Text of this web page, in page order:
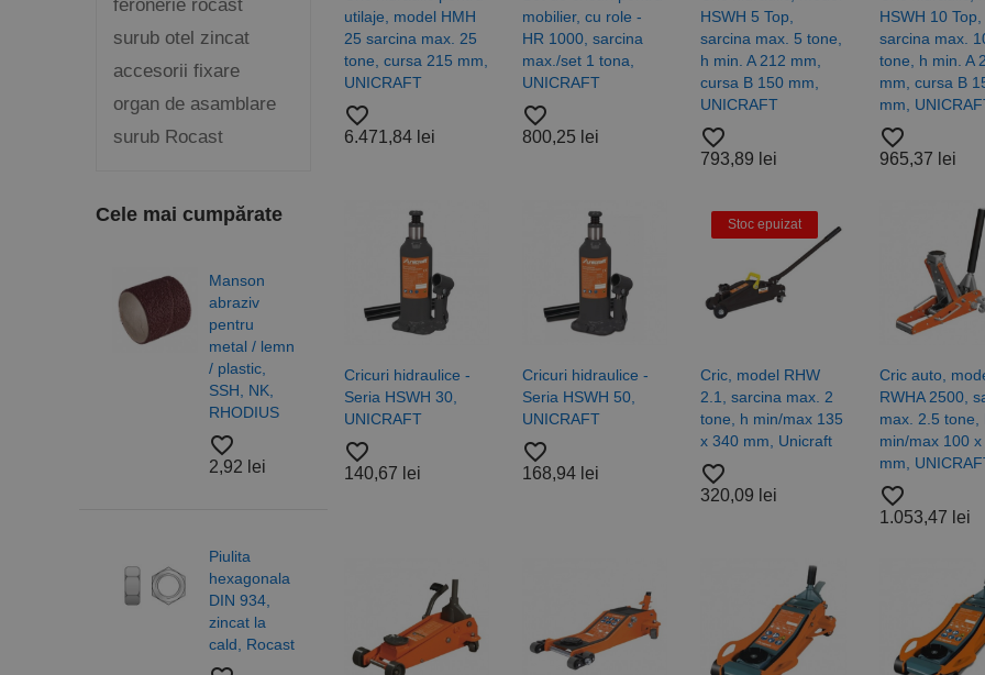
feronerie rocast
surub otel zincat
accesorii fixare
organ de asamblare
surub Rocast
Cele mai cumpărate
Manson
abraziv
pentru
metal / lemn
/ plastic,
SSH, NK,
RHODIUS
favorite_border
2,92 lei
Piulita
hexagonala
DIN 934,
zincat la
cald, Rocast
profesionala,
hexagonala
cu
autoblocare
DIN 985,
Burghie
elicoidale,
DIN 338, tip
Co 5 -
gama
profesionala,
RUKO
favorite_border
4,83 lei
culoare
neagra,
utilaje, model HMH
25 sarcina max. 25
tone, cursa 215 mm,
UNICRAFT
favorite_border
6.471,84 lei
mobilier, cu role -
HR 1000, sarcina
max./set 1 tona,
UNICRAFT
favorite_border
800,25 lei
HSWH 5 Top,
sarcina max. 5 tone,
h min. A 212 mm,
cursa B 150 mm,
UNICRAFT
favorite_border
793,89 lei
HSWH 10 Top,
sarcina max.
tone, h min. A
mm, cursa B
mm,
favorite_border
965,37 lei
Cricuri hidraulice -
Seria HSWH 30,
UNICRAFT
favorite_border
140,67 lei
Cricuri hidraulice -
Seria HSWH 50,
UNICRAFT
favorite_border
168,94 lei
Stoc epuizat
Cric, model RHW
2.1, sarcina max. 2
tone, h min/max 135
x 340 mm, Unicraft
favorite_border
320,09 lei
Cric auto,
RWHA 2500,
max. 2.5 tone,
min/max 100
mm,
favorite_border
1.053,47 lei